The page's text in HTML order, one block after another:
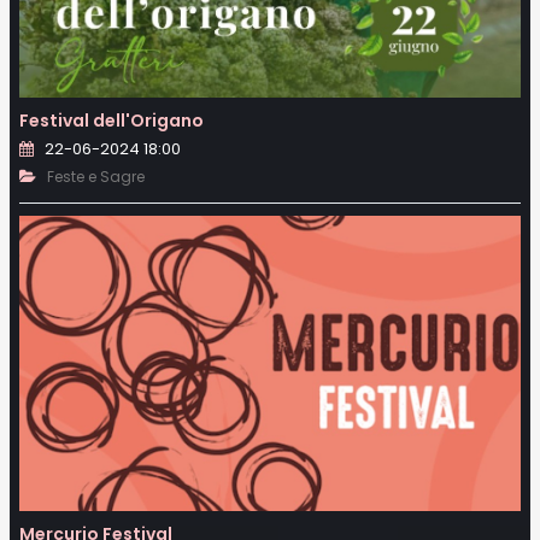
Festival dell'Origano
22-06-2024 18:00
Feste e Sagre
Mercurio Festival